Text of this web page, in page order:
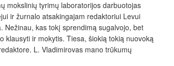
mokslinių tyrimų laboratorijos darbuotojas
ir žurnalo atsakingajam redaktoriui Levui
Nežinau, kas tokį sprendimą sugalvojo, bet
ir mokytis. Tiesa, šiokią tokią nuovoką
L. Vladimirovas mano trūkumų